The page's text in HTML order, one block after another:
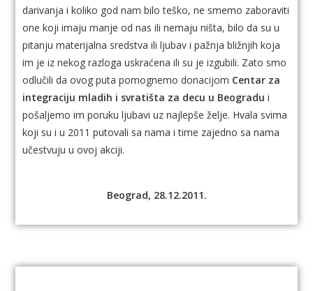
darivanja i koliko god nam bilo teško, ne smemo zaboraviti
one koji imaju manje od nas ili nemaju ništa, bilo da su u
pitanju materijalna sredstva ili ljubav i pažnja bližnjih koja
im je iz nekog razloga uskraćena ili su je izgubili. Zato smo
odlučili da ovog puta pomognemo donacijom Centar za
integraciju mladih i svratišta za decu u Beogradu i
pošaljemo im poruku ljubavi uz najlepše želje. Hvala svima
koji su i u 2011 putovali sa nama i time zajedno sa nama
učestvuju u ovoj akciji.
Beograd, 28.12.2011.